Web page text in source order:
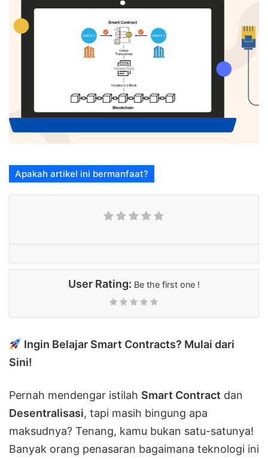
Apakah artikel ini bermanfaat?
User Rating: Be the first one !
Ingin Belajar Smart Contracts? Mulai dari
Sini!
Pernah mendengar istilah Smart Contract dan
Desentralisasi, tapi masih bingung apa
maksudnya? Tenang, kamu bukan satu-satunya!
Banyak orang penasaran bagaimana teknologi ini